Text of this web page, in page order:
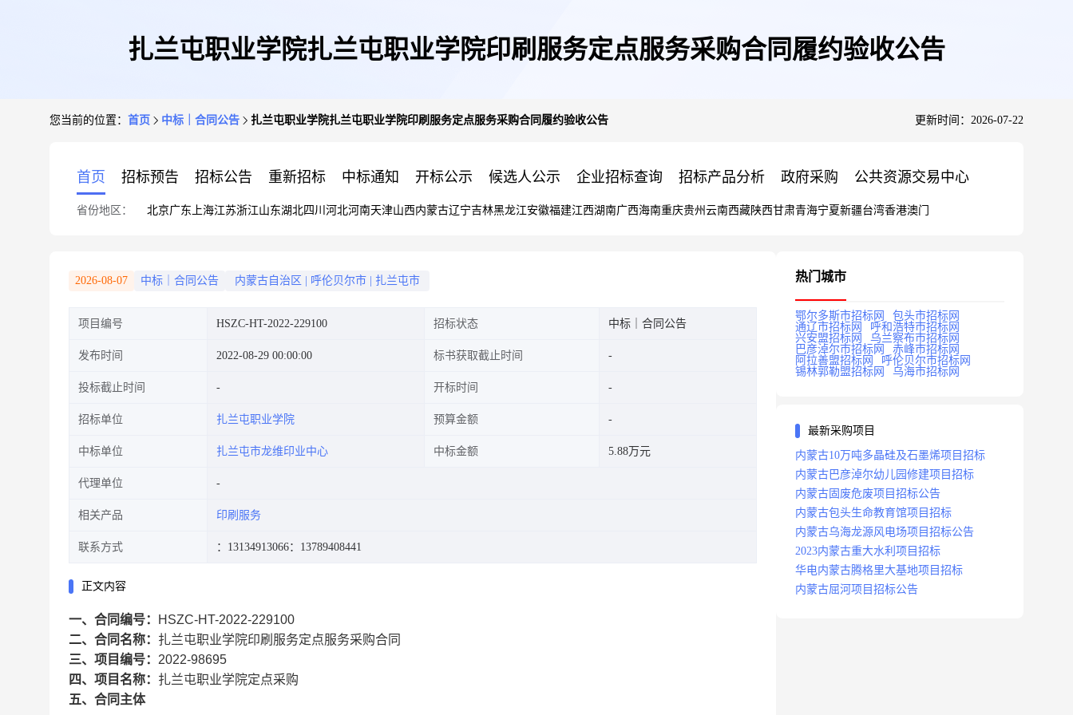
扎兰屯职业学院扎兰屯职业学院印刷服务定点服务采购合同履约验收公告
您当前的位置： 首页 中标｜合同公告 扎兰屯职业学院扎兰屯职业学院印刷服务定点服务采购合同履约验收公告 更新时间：2026-07-22
首页 招标预告 招标公告 重新招标 中标通知 开标公示 候选人公示 企业招标查询 招标产品分析 政府采购 公共资源交易中心
省份地区： 北京广东 上海江苏浙江山东湖北四川 河北河南天津山西内蒙古辽宁吉林黑龙江安徽福建江西湖南广西海南重庆贵州 云南西藏陕西甘肃青海宁夏新疆台湾香港澳门
2026-08-07 中标｜合同公告 内蒙古自治区 呼伦贝尔市 扎兰屯市
项目编号 HSZC-HT-2022-229100 招标状态 中标｜合同公告
发布时间 2022-08-29 00:00:00 标书获取截止时间
投标截止时间 开标时间
招标单位 扎兰屯职业学院 预算金额
中标单位 扎兰屯市龙维印业中心 中标金额 5.88万元
代理单位
相关产品 印刷服务
联系方式 ：13134913066：13789408441
正文内容
一、合同编号：
HSZC-HT-2022-229100
二、合同名称： 扎兰屯职业学院印刷服务定点服务采购合同
三、项目编号： 2022-98695
四、项目名称： 扎兰屯职业学院定点采购
五、合同主体
热门城市
鄂尔多斯市招标网
包头市招标网
通辽市招标网
呼和浩特市招标网
兴安盟招标网
乌兰察布市招标网
巴彦淖尔市招标网
赤峰市招标网
阿拉善盟招标网
呼伦贝尔市招标网
锡林郭勒盟招标网
乌海市招标网
最新采购项目
内蒙古10万吨多晶硅及石墨烯项目招标
内蒙古巴彦淖尔幼儿园修建项目招标
内蒙古固废危废项目招标公告
内蒙古包头生命教育馆项目招标
内蒙古乌海龙源风电场项目招标公告
2023内蒙古重大水利项目招标
华电内蒙古腾格里大基地项目招标
内蒙古屈河项目招标公告